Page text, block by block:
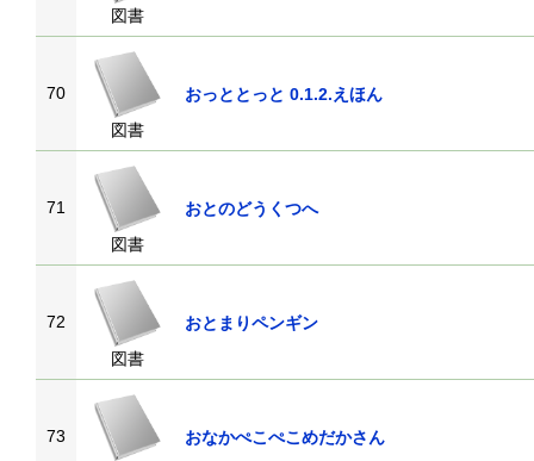
図書
70
図書
おっととっと 0.1.2.えほん
71
図書
おとのどうくつへ
72
図書
おとまりペンギン
73
おなかぺこぺこめだかさん